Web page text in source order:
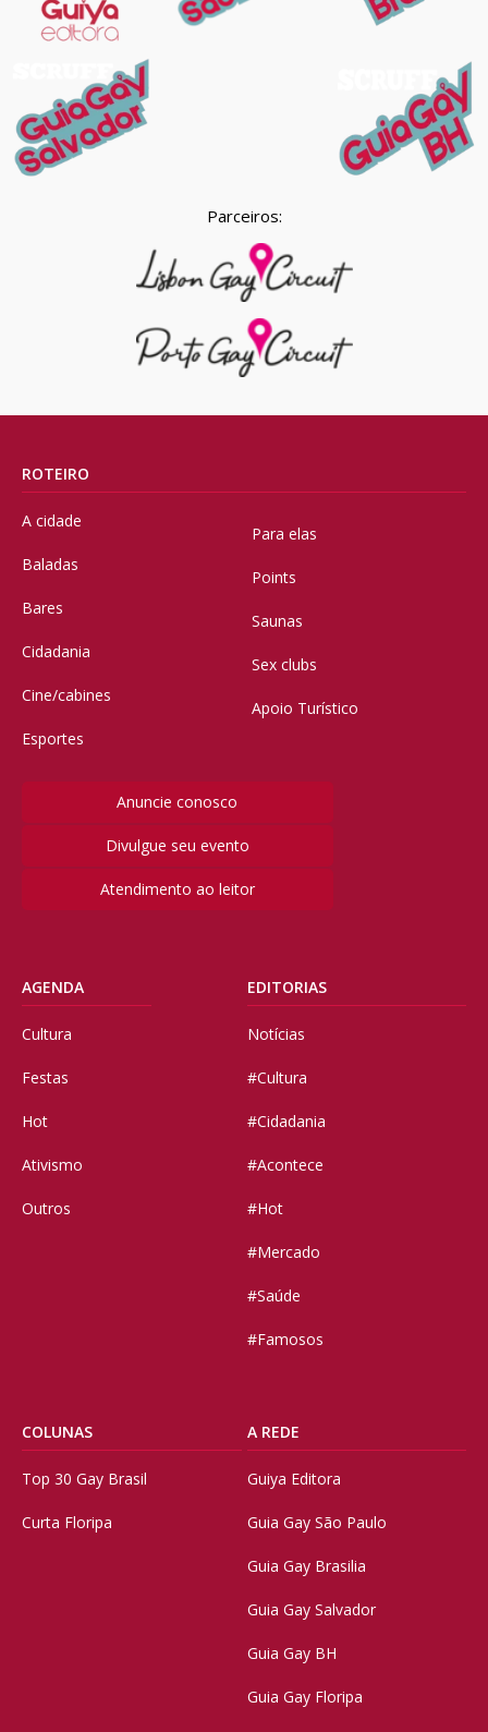
Parceiros:
ROTEIRO
A cidade
Baladas
Bares
Cidadania
Cine/cabines
Esportes
Para elas
Points
Saunas
Sex clubs
Apoio Turístico
Anuncie conosco
Divulgue seu evento
Atendimento ao leitor
AGENDA
Cultura
Festas
Hot
Ativismo
Outros
EDITORIAS
Notícias
#Cultura
#Cidadania
#Acontece
#Hot
#Mercado
#Saúde
#Famosos
COLUNAS
Top 30 Gay Brasil
Curta Floripa
A REDE
Guiya Editora
Guia Gay São Paulo
Guia Gay Brasilia
Guia Gay Salvador
Guia Gay BH
Guia Gay Floripa